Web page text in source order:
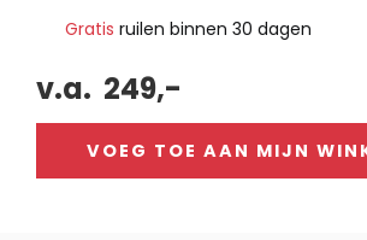
Gratis ruilen binnen 30 dagen
v.a. 249,-
VOEG TOE AAN MIJN